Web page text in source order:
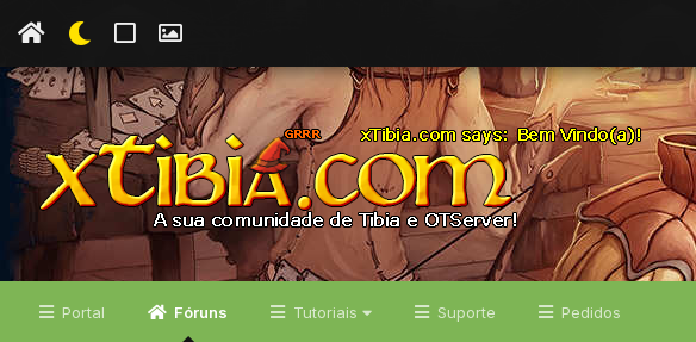
Portal Fóruns Tutoriais Suporte Pedidos